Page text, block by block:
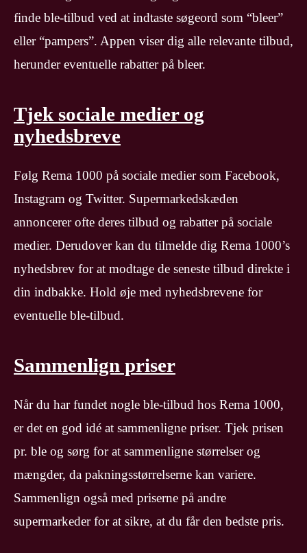
finde ble-tilbud ved at indtaste søgeord som “bleer”
eller “pampers”. Appen viser dig alle relevante tilbud,
herunder eventuelle rabatter på bleer.
Tjek sociale medier og
nyhedsbreve
Følg Rema 1000 på sociale medier som Facebook,
Instagram og Twitter. Supermarkedskæden
annoncerer ofte deres tilbud og rabatter på sociale
medier. Derudover kan du tilmelde dig Rema 1000’s
nyhedsbrev for at modtage de seneste tilbud direkte i
din indbakke. Hold øje med nyhedsbrevene for
eventuelle ble-tilbud.
Sammenlign priser
Når du har fundet nogle ble-tilbud hos Rema 1000,
er det en god idé at sammenligne priser. Tjek prisen
pr. ble og sørg for at sammenligne størrelser og
mængder, da pakningsstørrelserne kan variere.
Sammenlign også med priserne på andre
supermarkeder for at sikre, at du får den bedste pris.